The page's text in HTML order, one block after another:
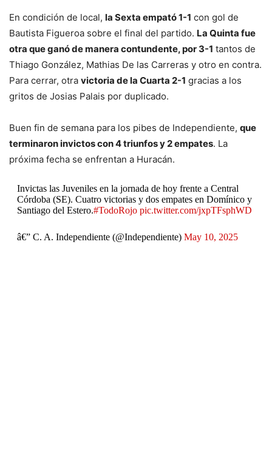
En condición de local, la Sexta empató 1-1 con gol de
Bautista Figueroa sobre el final del partido. La Quinta fue
otra que ganó de manera contundente, por 3-1 tantos de
Thiago González, Mathias De las Carreras y otro en contra.
Para cerrar, otra victoria de la Cuarta 2-1 gracias a los
gritos de Josias Palais por duplicado.
Buen fin de semana para los pibes de Independiente, que
terminaron invictos con 4 triunfos y 2 empates. La
próxima fecha se enfrentan a Huracán.
Invictas las Juveniles en la jornada de hoy frente a Central
Córdoba (SE). Cuatro victorias y dos empates en Domínico y
Santiago del Estero.#TodoRojo pic.twitter.com/jxpTFsphWD
â€” C. A. Independiente (@Independiente) May 10, 2025